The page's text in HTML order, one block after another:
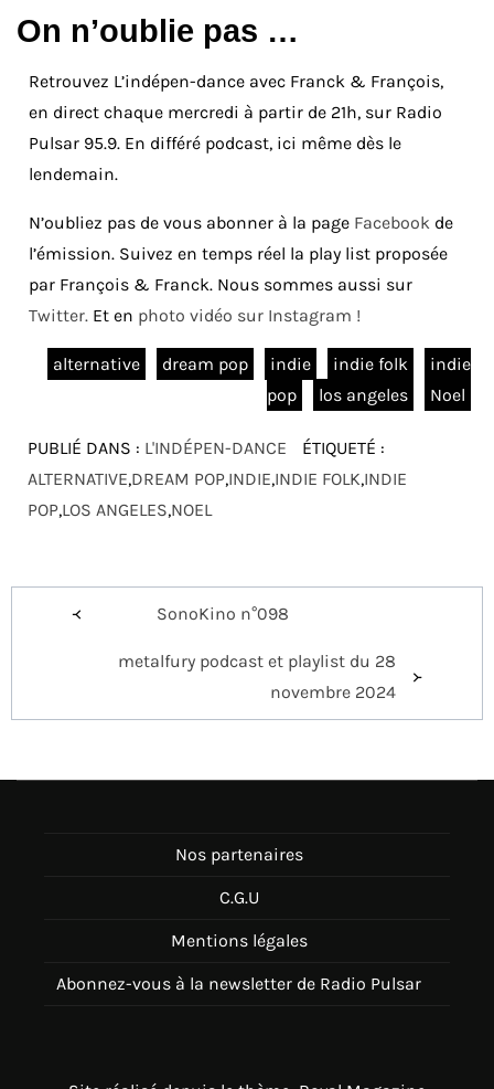
On n’oublie pas …
Retrouvez L’indépen-dance avec Franck & François,
en direct chaque mercredi à partir de 21h, sur Radio
Pulsar 95.9. En différé podcast, ici même dès le
lendemain.
N’oubliez pas de vous abonner à la page Facebook de
l’émission. Suivez en temps réel la play list proposée
par François & Franck. Nous sommes aussi sur
Twitter. Et en photo vidéo sur Instagram !
alternative dream pop indie indie folk
indie
pop
los angeles Noel
PUBLIÉ DANS : L'INDÉPEN-DANCE
ÉTIQUETÉ :
ALTERNATIVE,DREAM POP,INDIE,INDIE FOLK,INDIE
POP,LOS ANGELES,NOEL
Navigation
l’article
SonoKino n°098
metalfury podcast et playlist du 28
novembre 2024
Nos partenaires
C.G.U
Mentions légales
Abonnez-vous à la newsletter de Radio Pulsar